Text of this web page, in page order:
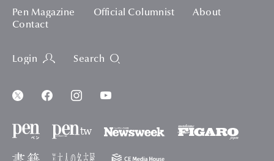
Pen Magazine Official Columnist
About
Contact
Login Search